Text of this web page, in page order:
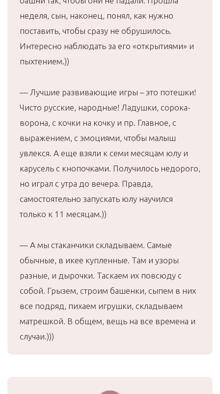
неделя, сын, наконец, понял, как нужно
поставить, чтобы сразу не обрушилось.
Интересно наблюдать за его «открытиями» и
пыхтением.))
— Лучшие развивающие игры – это потешки!
Чисто русские, народные! Ладушки, сорока-
ворона, с кочки на кочку и пр. Главное, с
выражением, с эмоциями, чтобы малыш
увлекся. А еще взяли к семи месяцам юлу и
карусель с кнопочками. Получилось недорого,
но играл с утра до вечера. Правда,
самостоятельно запускать юлу научился
только к 11 месяцам.))
— А мы стаканчики складываем. Самые
обычные, в икее купленные. Там и узоры
разные, и дырочки. Таскаем их повсюду с
собой. Грызем, строим башенки, сыпем в них
все подряд, пихаем игрушки, складываем
матрешкой. В общем, вещь на все времена и
случаи.)))